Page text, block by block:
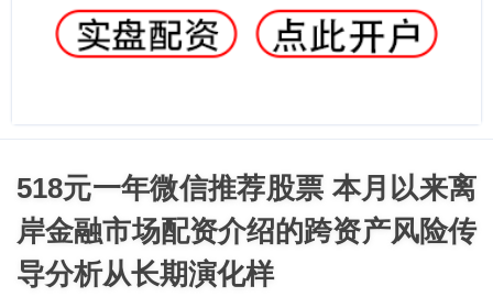
518元一年微信推荐股票 本月以来离
岸金融市场配资介绍的跨资产风险传
导分析从长期演化样